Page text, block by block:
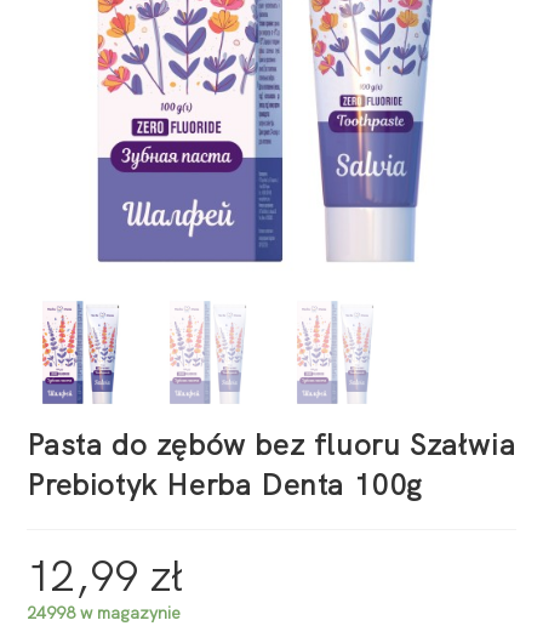
Pasta do zębów bez fluoru Szałwia
Prebiotyk Herba Denta 100g
12,99 zł
24998 w magazynie